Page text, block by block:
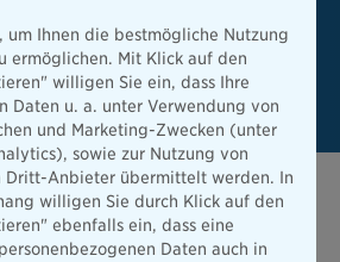
finden
um Ihnen die bestmögliche Nutzung
ermöglichen. Mit Klick auf den
willigen Sie ein, dass Ihre
Daten u. a. unter Verwendung von
und Marketing-Zwecken (unter
sowie zur Nutzung von
Dritt-Anbieter übermittelt werden. In
willigen Sie durch Klick auf den
ebenfalls ein, dass eine
Daten auch in